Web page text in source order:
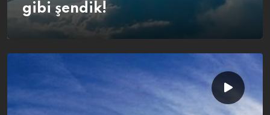
gibi şendik!